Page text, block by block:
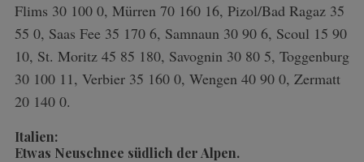
Flims 30 100 0, Mürren 70 160 16, Pizol/Bad Ragaz 35
55 0, Saas Fee 35 170 6, Samnaun 30 90 6, Scoul 15 90
10, St. Moritz 45 85 180, Savognin 30 80 5, Toggenburg
30 100 11, Verbier 35 160 0, Wengen 40 90 0, Zermatt
20 140 0.
Italien:
Etwas Neuschnee südlich der Alpen.